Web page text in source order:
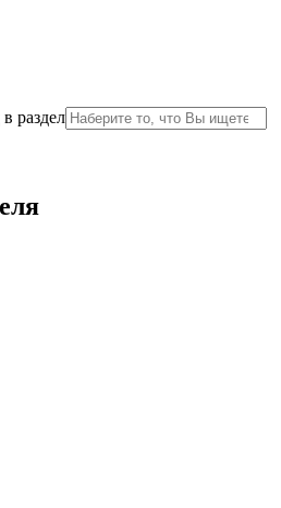
раздел